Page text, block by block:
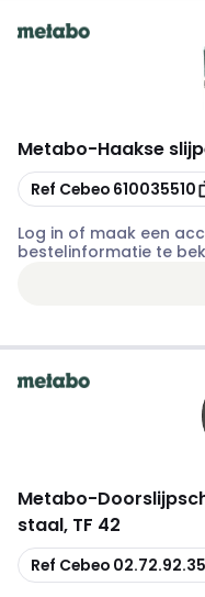
Metabo-Haakse
Kopiëren
Ref Cebeo 610035510
Log in of maak een
bestelinformatie te
Metabo-
staal, TF 42
Kopiëren
Ref Cebeo 02.72.92.35